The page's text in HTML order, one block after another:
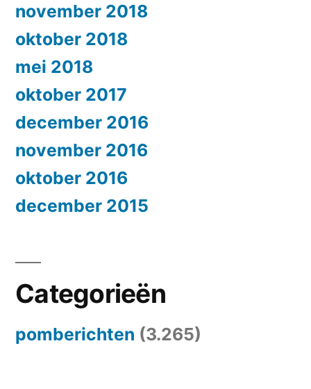
november 2018
oktober 2018
mei 2018
oktober 2017
december 2016
november 2016
oktober 2016
december 2015
Categorieën
pomberichten (3.265)